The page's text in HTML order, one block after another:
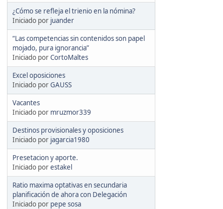
¿Cómo se refleja el trienio en la nómina?
Iniciado por juander
“Las competencias sin contenidos son papel
mojado, pura ignorancia”
Iniciado porCortoMaltes
Excel oposiciones
Iniciado porGAUSS
Vacantes
Iniciado por mruzmor339
Destinos provisionales y oposiciones
Iniciado por jagarcia1980
Presetacion y aporte.
Iniciado porestakel
Ratio maxima optativas en secundaria
planificación de ahora con Delegación
Iniciado por pepe sosa